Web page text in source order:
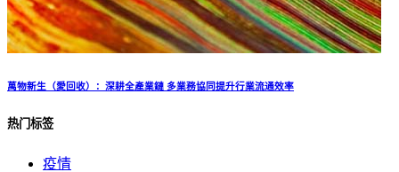
萬物新生（愛回收）：深耕全產業鏈 多業務協同提升行業流通效率
热门标签
疫情